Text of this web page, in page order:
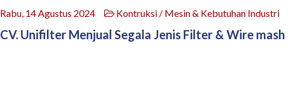
Rabu, 14 Agustus 2024 Kontruksi / Mesin & Kebutuhan Industri
CV. Unifilter Menjual Segala Jenis Filter & Wire mash